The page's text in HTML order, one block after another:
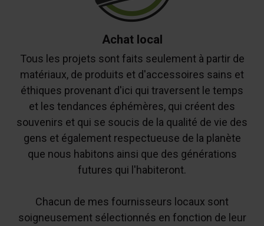
Achat local
Tous les projets sont faits seulement à partir de
matériaux, de produits et d'accessoires sains et
éthiques provenant d'ici qui traversent le temps
et les tendances éphémères, qui créent des
souvenirs et qui se soucis de la qualité de vie des
gens et également respectueuse de la planète
que nous habitons ainsi que des générations
futures qui l'habiteront.
Chacun de mes fournisseurs locaux sont
soigneusement sélectionnés en fonction de leur